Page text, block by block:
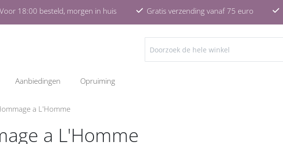
Voor 18:00 besteld, morgen in huis Gratis verzending vanaf 75 euro
ZOEKEN
Aanbiedingen Opruiming
a L'Homme
a L'Homme